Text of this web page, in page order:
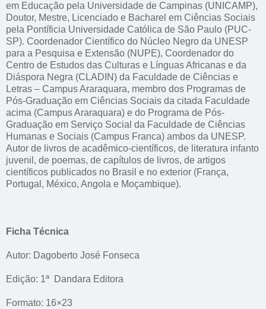
em Educação pela Universidade de Campinas (UNICAMP),
Doutor, Mestre, Licenciado e Bacharel em Ciências Sociais
pela Pontíficia Universidade Católica de São Paulo (PUC-
SP). Coordenador Científico do Núcleo Negro da UNESP
para a Pesquisa e Extensão (NUPE), Coordenador do
Centro de Estudos das Culturas e Línguas Africanas e da
Diáspora Negra (CLADIN) da Faculdade de Ciências e
Letras – Campus Araraquara, membro dos Programas de
Pós-Graduação em Ciências Sociais da citada Faculdade
acima (Campus Araraquara) e do Programa de Pós-
Graduação em Serviço Social da Faculdade de Ciências
Humanas e Sociais (Campus Franca) ambos da UNESP.
Autor de livros de acadêmico-científicos, de literatura infanto
juvenil, de poemas, de capítulos de livros, de artigos
científicos publicados no Brasil e no exterior (França,
Portugal, México, Angola e Moçambique).
Ficha Técnica
Autor: Dagoberto José Fonseca
Edição: 1ª Dandara Editora
Formato: 16×23